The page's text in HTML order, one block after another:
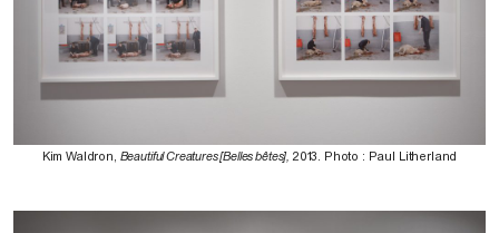
Kim Waldron, Beautiful Creatures [Belles bêtes], 2013. Photo : Paul Litherland